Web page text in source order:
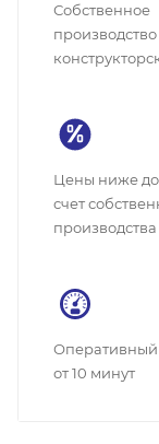
Собственное
производство
Цены ниже до
счет
производства
Оперативный
от 10 минут